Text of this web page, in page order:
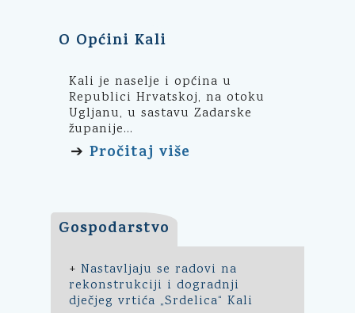
O Općini Kali
Kali je naselje i općina u
Republici Hrvatskoj, na otoku
Ugljanu, u sastavu Zadarske
županije...
➔ Pročitaj više
Gospodarstvo
+ Nastavljaju se radovi na
rekonstrukciji i dogradnji
dječjeg vrtića „Srdelica“ Kali